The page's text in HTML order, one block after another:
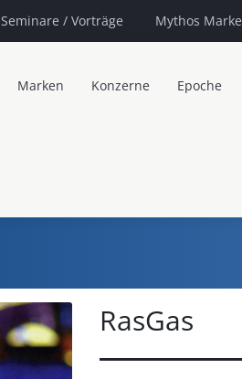
Seminare / Vorträge Mythos Marke
Marken Konzerne Epoche
RasGas